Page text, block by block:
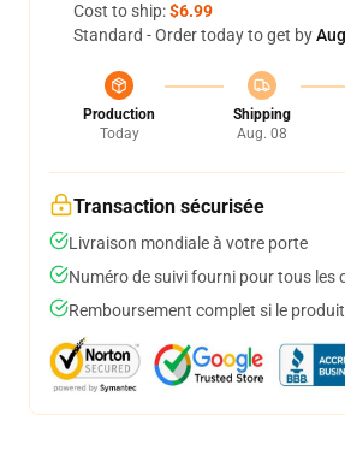
Cost to ship:$6.99
Standard - Order today to get by
Production
Today
Shipping
Aug. 08
Transaction sécurisée
Livraison mondiale à votre porte
Numéro de suivi fourni pour tous les
Remboursement complet si le